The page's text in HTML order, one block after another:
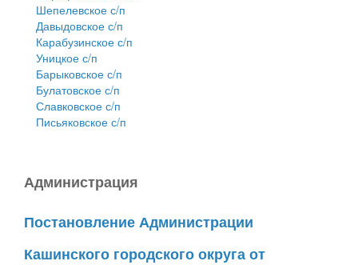
Шепелевское с/п
Давыдовское с/п
Карабузинское с/п
Уницкое с/п
Барыковское с/п
Булатовское с/п
Славковское с/п
Письяковское с/п
Администрация
Постановление Администрации
Кашинского городского округа от